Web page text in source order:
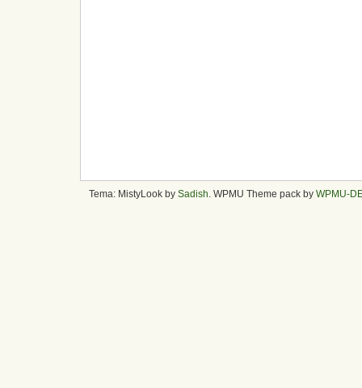
Tema: MistyLook by Sadish . WPMU Theme pack by WPMU-